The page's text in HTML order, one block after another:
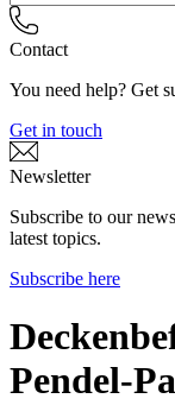
Contact
You need help? Get
Get in touch
Newsletter
Subscribe to our
latest topics.
Subscribe here
Pendel-